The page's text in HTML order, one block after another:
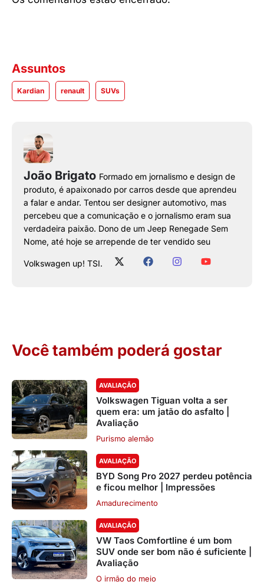
Assuntos
Kardian renault SUVs
João Brigato Formado em jornalismo e design de
produto, é apaixonado por carros desde que aprendeu
a falar e andar. Tentou ser designer automotivo, mas
percebeu que a comunicação e o jornalismo eram sua
verdadeira paixão. Dono de um Jeep Renegade Sem
Nome, até hoje se arrepende de ter vendido seu
Volkswagen up! TSI.
Você também poderá gostar
AVALIAÇÃO
Volkswagen Tiguan volta a ser
quem era: um jatão do asfalto |
Avaliação
Purismo alemão
AVALIAÇÃO
BYD Song Pro 2027 perdeu potência
e ficou melhor | Impressões
Amadurecimento
AVALIAÇÃO
VW Taos Comfortline é um bom
SUV onde ser bom não é suficiente |
Avaliação
O irmão do meio